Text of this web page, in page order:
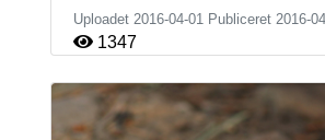
Uploadet 2016-04-01 Publiceret 2016-
1347